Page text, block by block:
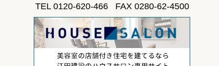
TEL 0120-620-466 FAX 0280-62-4500